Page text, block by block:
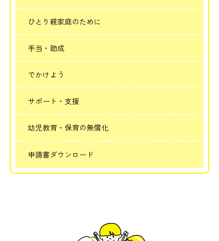
ひとり親家庭のために
手当・助成
でかけよう
サポート・支援
幼児教育・保育の無償化
申請書ダウンロード